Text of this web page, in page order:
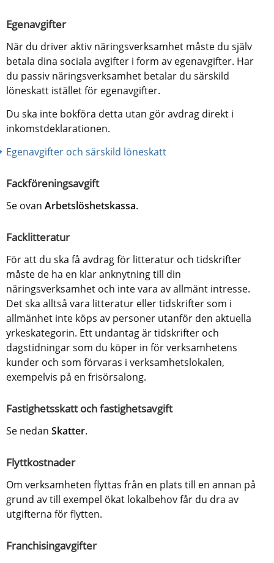
Egenavgifter
När du driver aktiv näringsverksamhet måste du själv
betala dina sociala avgifter i form av egenavgifter. Har
du passiv näringsverksamhet betalar du särskild
löneskatt istället för egenavgifter.
Du ska inte bokföra detta utan gör avdrag direkt i
inkomstdeklarationen.
Egenavgifter och särskild löneskatt
Fackföreningsavgift
Se ovan Arbetslöshetskassa.
Facklitteratur
För att du ska få avdrag för litteratur och tidskrifter
måste de ha en klar anknytning till din
näringsverksamhet och inte vara av allmänt intresse.
Det ska alltså vara litteratur eller tidskrifter som i
allmänhet inte köps av personer utanför den aktuella
yrkeskategorin. Ett undantag är tidskrifter och
dagstidningar som du köper in för verksamhetens
kunder och som förvaras i verksamhetslokalen,
exempelvis på en frisörsalong.
Fastighetsskatt och fastighetsavgift
Se nedan Skatter.
Flyttkostnader
Om verksamheten flyttas från en plats till en annan på
grund av till exempel ökat lokalbehov får du dra av
utgifterna för flytten.
Franchisingavgifter